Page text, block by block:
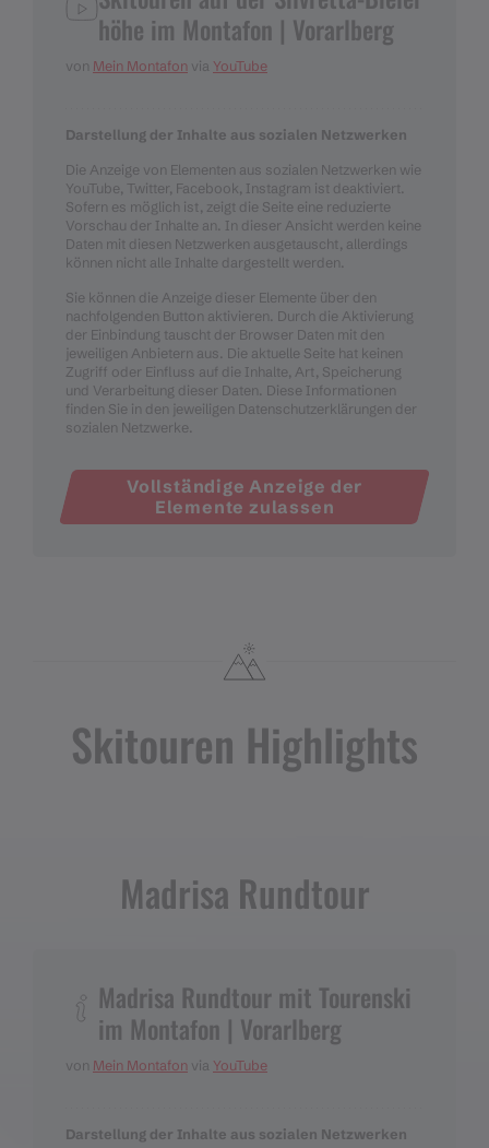
höhe im Montafon | Vorarlberg
von Mein Montafon via YouTube
Darstellung der Inhalte aus sozialen Netzwerken
Die Anzeige von Elementen aus sozialen Netzwerken wie
YouTube, Twitter, Facebook, Instagram ist deaktiviert.
Sofern es möglich ist, zeigt die Seite eine reduzierte
Vorschau der Inhalte an. In dieser Ansicht werden keine
Daten mit diesen Netzwerken ausgetauscht, allerdings
können nicht alle Inhalte dargestellt werden.
Sie können die Anzeige dieser Elemente über den
nachfolgenden Button aktivieren. Durch die Aktivierung
der Einbindung tauscht der Browser Daten mit den
jeweiligen Anbietern aus. Die aktuelle Seite hat keinen
Zugriff oder Einfluss auf die Inhalte, Art, Speicherung
und Verarbeitung dieser Daten. Diese Informationen
finden Sie in den jeweiligen Datenschutzerklärungen der
sozialen Netzwerke.
Vollständige Anzeige der
Elemente zulassen
Skitouren Highlights
Madrisa Rundtour
Madrisa Rundtour mit Tourenski
im Montafon | Vorarlberg
von Mein Montafon via YouTube
Darstellung der Inhalte aus sozialen Netzwerken